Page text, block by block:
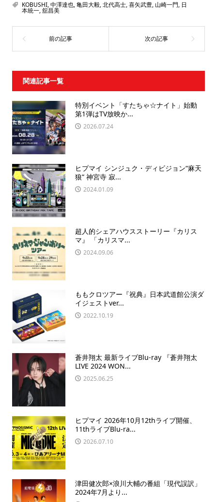
KOBUSHI,中澤達也,亀田大毅,北代高士,喜矢武豊, 山崎一門, 日
本統一,舘昌美
関連記事一覧
特別イベント「すたちゃ☆ナイト」始動
第1弾はTV放映か...
2026.07.24
ヒプマイ シンジュク・ディビジョン“麻天
狼” 神宮寺 寂...
2024.01.09
超人的シェアハウスストーリー『カリス
マ』 「カリスマ...
2024.09.06
ももクロツアー『祝典』日本武道館公演ダ
イジェストver...
2022.10.19
蒼井翔太 最新ライブBlu-ray 『蒼井翔太
LIVE 2024 WON...
2025.06.25
ヒプマイ 2026年10月12thライブ開催、
11thライブBlu-ra...
2026.07.10
津田健次郎×浪川大輔の番組「現代誤訳」
2024年7月より...